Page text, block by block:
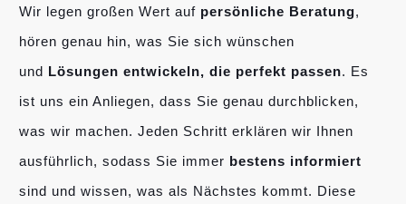
Wir legen großen Wert auf persönliche Beratung,
hören genau hin, was Sie sich wünschen
und Lösungen entwickeln, die perfekt passen. Es
ist uns ein Anliegen, dass Sie genau durchblicken,
was wir machen. Jeden Schritt erklären wir Ihnen
ausführlich, sodass Sie immer bestens informiert
sind und wissen, was als Nächstes kommt. Diese